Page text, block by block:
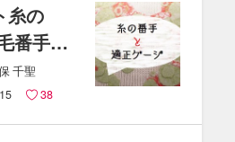
糸の​
番手・​
)と​
ジの​
法
千聖
38